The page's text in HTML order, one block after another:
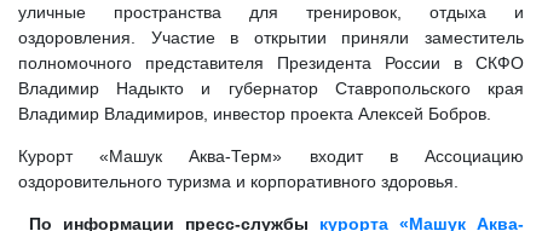
уличные пространства для тренировок, отдыха и
оздоровления. Участие в открытии приняли заместитель
полномочного представителя Президента России в СКФО
Владимир Надыкто и губернатор Ставропольского края
Владимир Владимиров, инвестор проекта Алексей Бобров.
Курорт «Машук Аква-Терм» входит в Ассоциацию
оздоровительного туризма и корпоративного здоровья.
По информации пресс-службы курорта «Машук Аква-